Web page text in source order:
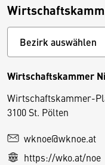
Wirtschaftskammer
Wirtschaftskammer-
3100 St. Pölten
wknoe@wknoe.at
https://wko.at/noe
D
e
s